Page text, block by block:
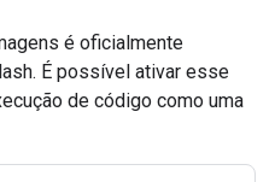
é oficialmente
É possível ativar esse
de código como uma